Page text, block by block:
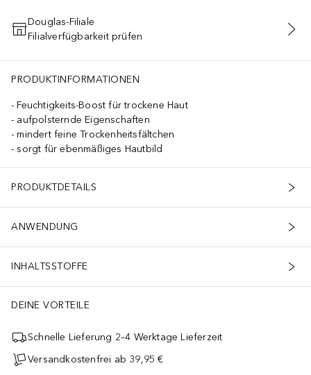
IN DEN WARENKORB
Douglas-Filiale
Filialverfügbarkeit prüfen
PRODUKTINFORMATIONEN
Feuchtigkeits-Boost für trockene Haut
aufpolsternde Eigenschaften
mindert feine Trockenheitsfältchen
sorgt für ebenmäßiges Hautbild
PRODUKTDETAILS
ANWENDUNG
INHALTSSTOFFE
DEINE VORTEILE
Schnelle Lieferung 2–4 Werktage Lieferzeit
Versandkostenfrei ab 39,95 €